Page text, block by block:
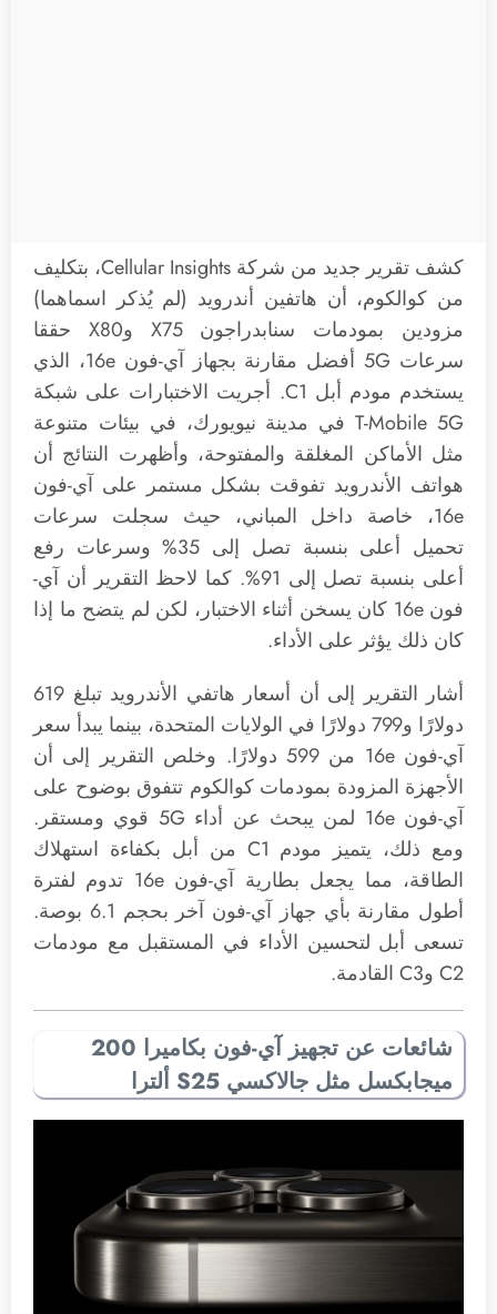
كشف تقرير جديد من شركة Cellular Insights، بتكليف
من كوالكوم، أن هاتفين أندرويد (لم يُذكر اسماهما)
مزودين بمودمات سنابدراجون X75 وX80 حققا
سرعات 5G أفضل مقارنة بجهاز آي-فون 16e، الذي
يستخدم مودم أبل C1. أجريت الاختبارات على شبكة
T-Mobile 5G في مدينة نيويورك، في بيئات متنوعة
مثل الأماكن المغلقة والمفتوحة، وأظهرت النتائج أن
هواتف الأندرويد تفوقت بشكل مستمر على آي-فون
16e، خاصة داخل المباني، حيث سجلت سرعات
تحميل أعلى بنسبة تصل إلى 35% وسرعات رفع
أعلى بنسبة تصل إلى 91%. كما لاحظ التقرير أن آي-
فون 16e كان يسخن أثناء الاختبار، لكن لم يتضح ما إذا
كان ذلك يؤثر على الأداء.
أشار التقرير إلى أن أسعار هاتفي الأندرويد تبلغ 619
دولارًا و799 دولارًا في الولايات المتحدة، بينما يبدأ سعر
آي-فون 16e من 599 دولارًا. وخلص التقرير إلى أن
الأجهزة المزودة بمودمات كوالكوم تتفوق بوضوح على
آي-فون 16e لمن يبحث عن أداء 5G قوي ومستقر.
ومع ذلك، يتميز مودم C1 من أبل بكفاءة استهلاك
الطاقة، مما يجعل بطارية آي-فون 16e تدوم لفترة
أطول مقارنة بأي جهاز آي-فون آخر بحجم 6.1 بوصة.
تسعى أبل لتحسين الأداء في المستقبل مع مودمات
C2 وC3 القادمة.
شائعات عن تجهيز آي-فون بكاميرا 200
ميجابكسل مثل جالاكسي S25 ألترا